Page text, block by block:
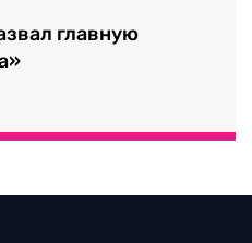
главную